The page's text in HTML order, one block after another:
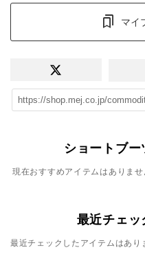
マイ
ショートブ
現在おすすめアイテムはありませ
最近チェッ
最近チェックしたアイテムはあり